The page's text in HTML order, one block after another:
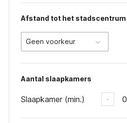
Afstand tot het stadscentrum
Geen voorkeur
Aantal slaapkamers
Slaapkamer (min.) - 0